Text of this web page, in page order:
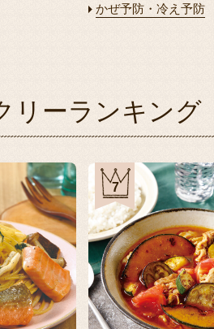
かぜ予防・冷え予防
リーランキング
7